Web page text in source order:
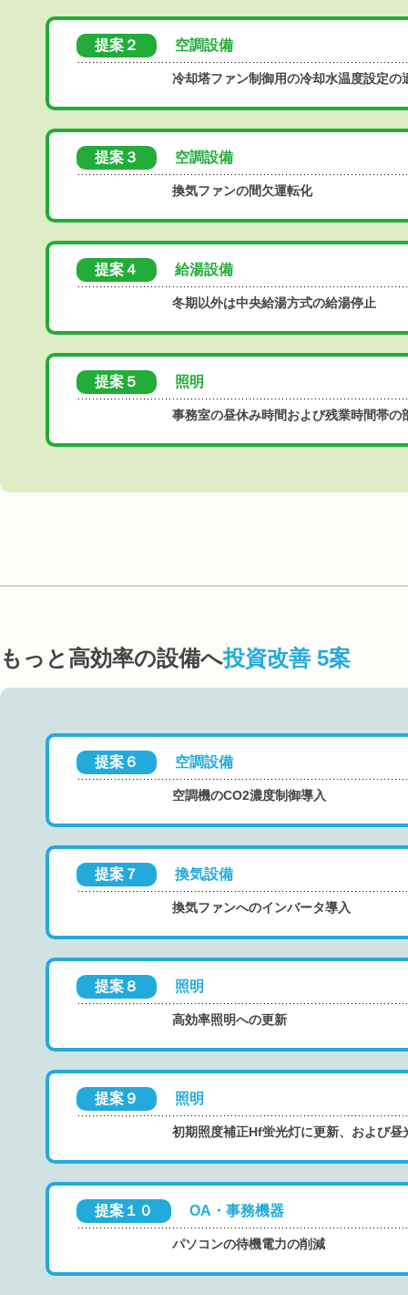
提案２ 空調設備
冷却塔ファン制御用の冷却水温度設定の
提案３ 空調設備
換気ファンの間欠運転化
提案４ 給湯設備
冬期以外は中央給湯方式の給湯停止
提案５ 照明
事務室の昼休み時間および残業時間帯の
もっと高効率の設備へ投資改善 5案
提案６ 空調設備
空調機のCO2濃度制御導入
提案７ 換気設備
換気ファンへのインバータ導入
提案８ 照明
高効率照明への更新
提案９ 照明
初期照度補正Hf蛍光灯に更新、および昼
提案１０ OA・事務機器
パソコンの待機電力の削減